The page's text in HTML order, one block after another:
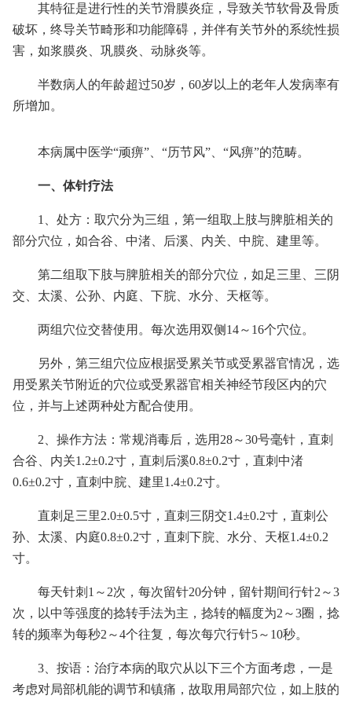
其特征是进行性的关节滑膜炎症，导致关节软骨及骨质
破坏，终导关节畸形和功能障碍，并伴有关节外的系统性损
害，如浆膜炎、巩膜炎、动脉炎等。
半数病人的年龄超过50岁，60岁以上的老年人发病率有
所增加。
本病属中医学“顽痹”、“历节风”、“风痹”的范畴。
一、体针疗法
1、处方：取穴分为三组，第一组取上肢与脾脏相关的
部分穴位，如合谷、中渚、后溪、内关、中脘、建里等。
第二组取下肢与脾脏相关的部分穴位，如足三里、三阴
交、太溪、公孙、内庭、下脘、水分、天枢等。
两组穴位交替使用。每次选用双侧14～16个穴位。
另外，第三组穴位应根据受累关节或受累器官情况，选
用受累关节附近的穴位或受累器官相关神经节段区内的穴
位，并与上述两种处方配合使用。
2、操作方法：常规消毒后，选用28～30号毫针，直刺
合谷、内关1.2±0.2寸，直刺后溪0.8±0.2寸，直刺中渚
0.6±0.2寸，直刺中脘、建里1.4±0.2寸。
直刺足三里2.0±0.5寸，直刺三阴交1.4±0.2寸，直刺公
孙、太溪、内庭0.8±0.2寸，直刺下脘、水分、天枢1.4±0.2
寸。
每天针刺1～2次，每次留针20分钟，留针期间行针2～3
次，以中等强度的捻转手法为主，捻转的幅度为2～3圈，捻
转的频率为每秒2～4个往复，每次每穴行针5～10秒。
3、按语：治疗本病的取穴从以下三个方面考虑，一是
考虑对局部机能的调节和镇痛，故取用局部穴位，如上肢的